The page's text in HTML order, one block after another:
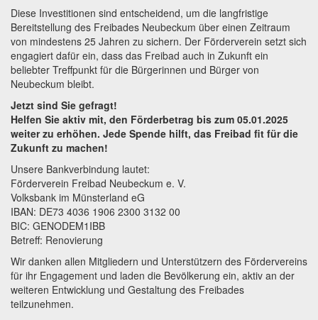
Diese Investitionen sind entscheidend, um die langfristige
Bereitstellung des Freibades Neubeckum über einen Zeitraum
von mindestens 25 Jahren zu sichern. Der Förderverein setzt sich
engagiert dafür ein, dass das Freibad auch in Zukunft ein
beliebter Treffpunkt für die Bürgerinnen und Bürger von
Neubeckum bleibt.
Jetzt sind Sie gefragt!
Helfen Sie aktiv mit, den Förderbetrag bis zum 05.01.2025
weiter zu erhöhen. Jede Spende hilft, das Freibad fit für die
Zukunft zu machen!
Unsere Bankverbindung lautet:
Förderverein Freibad Neubeckum e. V.
Volksbank im Münsterland eG
IBAN: DE73 4036 1906 2300 3132 00
BIC: GENODEM1IBB
Betreff: Renovierung
Wir danken allen Mitgliedern und Unterstützern des Fördervereins
für ihr Engagement und laden die Bevölkerung ein, aktiv an der
weiteren Entwicklung und Gestaltung des Freibades
teilzunehmen.